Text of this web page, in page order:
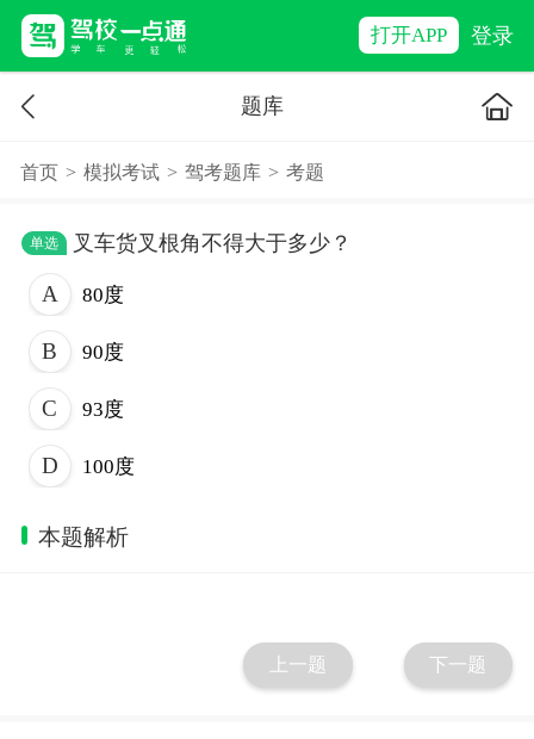
打开APP 登录
题库
首页 > 模拟考试 > 驾考题库 > 考题
单选 叉车货叉根角不得大于多少？
80度
90度
93度
100度
本题解析
上一题 下一题